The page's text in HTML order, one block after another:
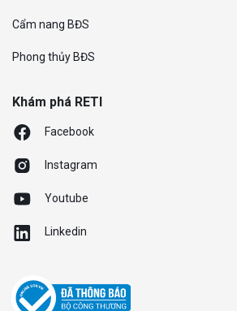
Cẩm nang BĐS
Phong thủy BĐS
Khám phá RETI
Facebook
Instagram
Youtube
Linkedin